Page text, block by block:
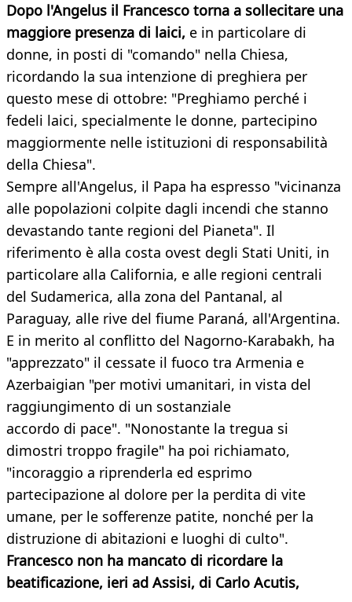
Dopo l'Angelus il Francesco torna a sollecitare una
maggiore presenza di laici, e in particolare di
donne, in posti di "comando" nella Chiesa,
ricordando la sua intenzione di preghiera per
questo mese di ottobre: "Preghiamo perché i
fedeli laici, specialmente le donne, partecipino
maggiormente nelle istituzioni di responsabilità
della Chiesa".
Sempre all'Angelus, il Papa ha espresso "vicinanza
alle popolazioni colpite dagli incendi che stanno
devastando tante regioni del Pianeta". Il
riferimento è alla costa ovest degli Stati Uniti, in
particolare alla California, e alle regioni centrali
del Sudamerica, alla zona del Pantanal, al
Paraguay, alle rive del fiume Paraná, all'Argentina.
E in merito al conflitto del Nagorno-Karabakh, ha
"apprezzato" il cessate il fuoco tra Armenia e
Azerbaigian "per motivi umanitari, in vista del
raggiungimento di un sostanziale
accordo di pace". "Nonostante la tregua si
dimostri troppo fragile" ha poi richiamato,
"incoraggio a riprenderla ed esprimo
partecipazione al dolore per la perdita di vite
umane, per le sofferenze patite, nonché per la
distruzione di abitazioni e luoghi di culto".
Francesco non ha mancato di ricordare la
beatificazione, ieri ad Assisi, di Carlo Acutis,